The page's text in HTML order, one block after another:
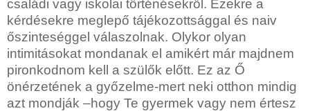
családi vagy iskolai történésekről. Ezekre a
kérdésekre meglepő tájékozottsággal és naiv
őszinteséggel válaszolnak. Olykor olyan
intimitásokat mondanak el amikért már majdnem
pironkodnom kell a szülők előtt. Ez az Ő
önérzetének a győzelme-mert neki otthon mindig
azt mondják –hogy Te gyermek vagy nem értesz